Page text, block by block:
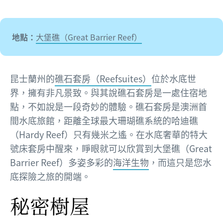
地點： 大堡礁（Great Barrier Reef）
昆士蘭州的礁石套房（Reefsuites） 位於水底世
界，擁有非凡景致。與其說礁石套房是一處住宿地
點，不如說是一段奇妙的體驗。礁石套房是澳洲首
間水底旅館，距離全球最大珊瑚礁系統的哈迪礁
（Hardy Reef）只有幾米之遙。在水底奢華的特大
號床套房中醒來，睜眼就可以欣賞到大堡礁（Great
Barrier Reef）多姿多彩的海洋生物 ，而這只是您水
底探險之旅的開端。
秘密樹屋